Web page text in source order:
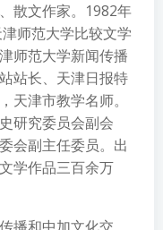
散文作家。1982年
师范大学比较文学
师范大学新闻传播
站长、天津日报特
天津市教学名师。
研究委员会副会
会副主任委员。出
学作品三百余万